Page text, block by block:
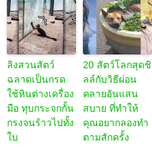
ลิงสวนสัตว์
ฉลาดเป็นกรด
ใช้หินต่างเครื่อง
มือ ทุบกระจกกั้น
กรงจนร้าวไปทั้ง
ใบ
20 สัตว์โลกสุดชิ
ลล์กับวิธีผ่อน
คลายอันแสน
สบาย ที่ทำให้
คุณอยากลองทำ
ตามสักครั้ง